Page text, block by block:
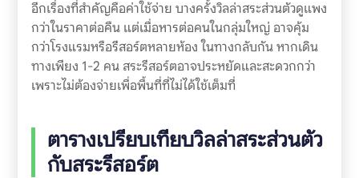
อีกเรื่องที่สำคัญคือค่าใช้จ่าย บางครั้งวิลล่าสระส่วนตัวดูแพง
กว่าในราคาต่อคืน แต่เมื่อหารต่อคนในกลุ่มใหญ่ อาจคุ้ม
กว่าโรงแรมหรือรีสอร์ตหลายห้อง ในทางกลับกัน หากเดิน
ทางเพียง 1-2 คน สระรีสอร์ตอาจประหยัดและสะดวกกว่า
เพราะไม่ต้องจ่ายเพื่อพื้นที่ที่ไม่ได้ใช้เต็มที่
ตารางเปรียบเทียบวิลล่าสระส่วนตัว
กับสระรีสอร์ต